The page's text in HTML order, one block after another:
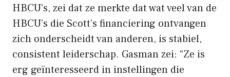
HBCU’s, zei dat ze merkte dat wat veel van de
HBCU’s die Scott’s financiering ontvangen
zich onderscheidt van anderen, is stabiel,
consistent leiderschap. Gasman zei: “Ze is
erg geïnteresseerd in instellingen die